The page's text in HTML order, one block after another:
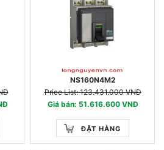
NS160N4M2
Price List: 123.431.000 VNĐ
Giá bán: 51.616.600 VNĐ
ĐẶT HÀNG